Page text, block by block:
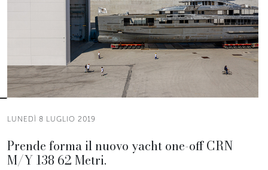
LUNEDÌ 8 LUGLIO 2019
Prende forma il nuovo yacht one-off CRN
M/Y 138 62 Metri.